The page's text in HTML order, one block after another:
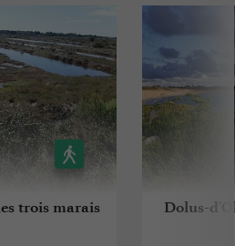
trois marais Dolus-